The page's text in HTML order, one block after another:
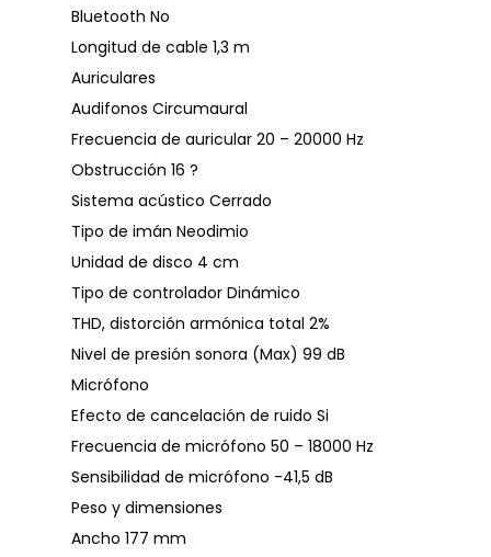
Bluetooth No
Longitud de cable 1,3 m
Auriculares
Audifonos Circumaural
Frecuencia de auricular 20 – 20000 Hz
Obstrucción 16 ?
Sistema acústico Cerrado
Tipo de imán Neodimio
Unidad de disco 4 cm
Tipo de controlador Dinámico
THD, distorción armónica total 2%
Nivel de presión sonora (Max) 99 dB
Micrófono
Efecto de cancelación de ruido Si
Frecuencia de micrófono 50 – 18000 Hz
Sensibilidad de micrófono -41,5 dB
Peso y dimensiones
Ancho 177 mm